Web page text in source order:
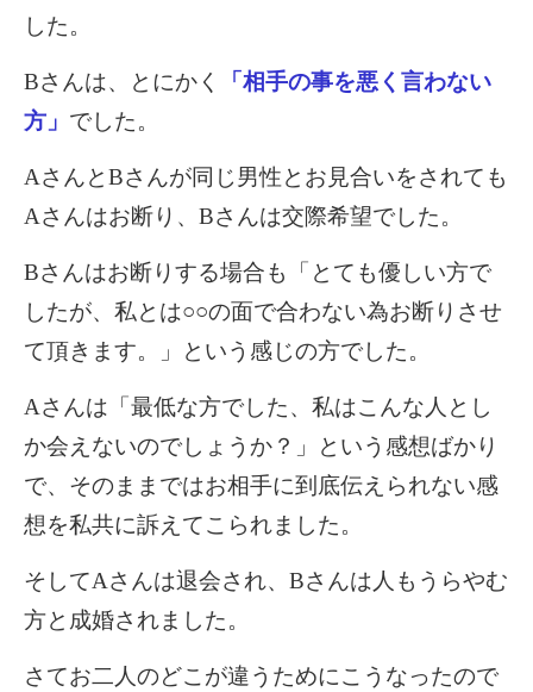
した。
Bさんは、とにかく
「相手の事を悪く言わない
方」 でした。
AさんとBさんが同じ男性とお見合いをされても
Aさんはお断り、 Bさんは交際希望でした。
Bさんはお断りする場合も「とても優しい方で
したが、私とは○○の面で合わない為お断りさせ
て頂きます。」という感じの方でした。
Aさんは「最低な方でした、私はこんな人とし
か会えないのでしょうか？」という感想ばかり
で、そのままではお相手に到底伝えられない感
想を私共に訴えてこられました。
そしてAさんは退会され、 Bさんは人もうらやむ
方と成婚されました。
さてお二人のどこが違うためにこうなったので